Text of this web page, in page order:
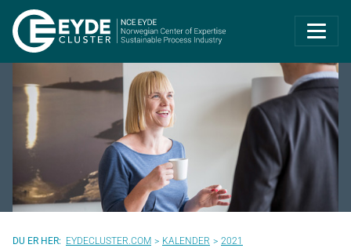
Eyde-Cluster |
EYDECLUSTER.COM KALENDER
2021